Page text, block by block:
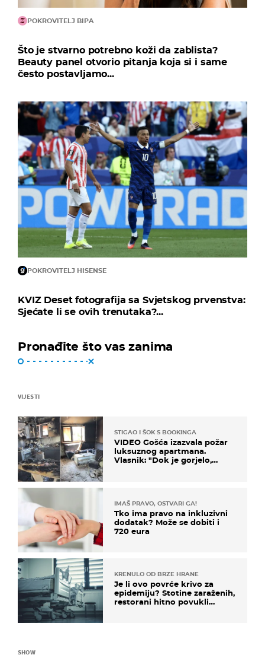
POKROVITELJ BIPA
Što je stvarno potrebno koži da zablista?
Beauty panel otvorio pitanja koja si i same
često postavljamo...
POKROVITELJ HISENSE
KVIZ Deset fotografija sa Svjetskog prvenstva:
Sjećate li se ovih trenutaka?...
Pronađite što vas zanima
VIJESTI
STIGAO I ŠOK S BOOKINGA
VIDEO Gošća izazvala požar
luksuznog apartmana.
Vlasnik: "Dok je gorjelo,
IMAŠ PRAVO, OSTVARI GA!
Tko ima pravo na inkluzivni
dodatak? Može se dobiti i
720 eura
KRENULO OD BRZE HRANE
Je li ovo povrće krivo za
epidemiju? Stotine zaraženih,
restorani hitno povukli
SHOW